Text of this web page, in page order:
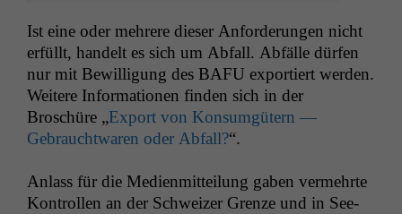
Ist eine oder mehrere dieser Anforderun­gen nicht
erfüllt, han­delt es sich um Abfall. Abfälle dür­fen
nur mit Bewil­li­gung des BAFU exportiert wer­den.
Weit­ere Infor­ma­tio­nen find­en sich in der
Broschüre „Export von Kon­sumgütern —
Gebraucht­waren oder Abfall?“.
Anlass für die Medi­en­mit­teilung gaben ver­mehrte
Kon­trollen an der Schweiz­er Gren­ze und in See­